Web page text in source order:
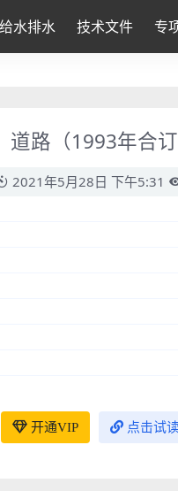
给水排水 技术文件 专
道路（1993年合订
2021年5月28日 下午5:31
开通VIP 点击试